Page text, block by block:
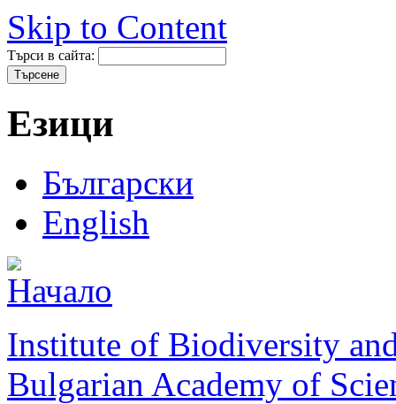
Skip to Content
Търси в сайта:
Езици
Български
English
Institute of Biodiversity
Bulgarian Academy of